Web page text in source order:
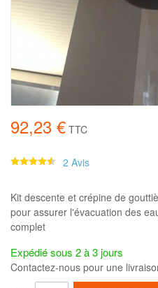
92,23 € TTC
2 Avis
Kit descente et crépine de
pour assurer l'évacuation des
complet
Expédié sous 2 à 3 jours
Contactez-nous pour une